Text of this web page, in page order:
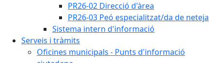
PR26-02 Direcció d'àrea
PR26-03 Peó especialitzat/da de neteja
Sistema intern d'informació
Serveis i tràmits
Oficines municipals - Punts d'informació